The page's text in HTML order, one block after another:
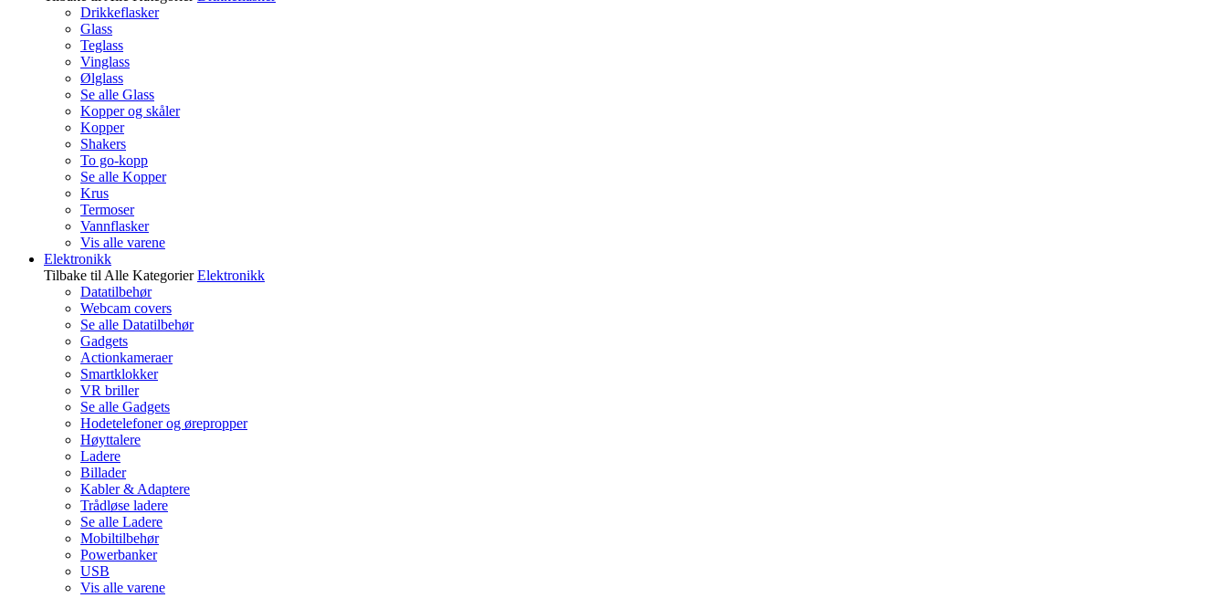
Drikkeflasker
Glass
Teglass
Vinglass
Ølglass
Se alle Glass
Kopper og skåler
Kopper
Shakers
To go-kopp
Se alle Kopper
Krus
Termoser
Vannflasker
Vis alle varene
Elektronikk
Tilbake til Alle Kategorier Elektronikk
Datatilbehør
Webcam covers
Se alle Datatilbehør
Gadgets
Actionkameraer
Smartklokker
VR briller
Se alle Gadgets
Hodetelefoner og ørepropper
Høyttalere
Ladere
Billader
Kabler & Adaptere
Trådløse ladere
Se alle Ladere
Mobiltilbehør
Powerbanker
USB
Vis alle varene